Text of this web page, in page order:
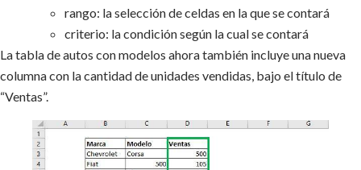
rango: la selección de celdas en la que se contará
criterio: la condición según la cual se contará
La tabla de autos con modelos ahora también incluye una nueva
columna con la cantidad de unidades vendidas, bajo el título de
“Ventas”.